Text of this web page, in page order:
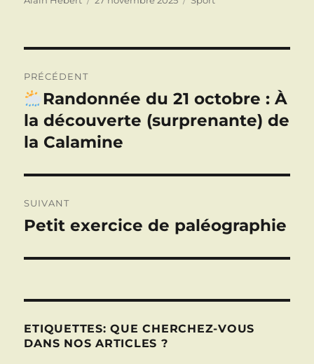
de
l’article
PRÉCÉDENT
Publication
précédente :
Randonnée du 21 octobre : À
la découverte (surprenante) de
la Calamine
SUIVANT
Publication
Petit exercice de paléographie
ETIQUETTES: QUE CHERCHEZ-VOUS
DANS NOS ARTICLES ?